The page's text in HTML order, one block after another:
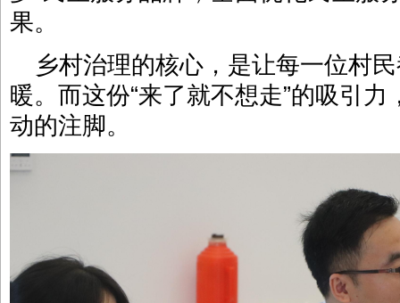
果。
乡村治理的核心，是让每一位村
暖。而这份“来了就不想走”的吸引
动的注脚。